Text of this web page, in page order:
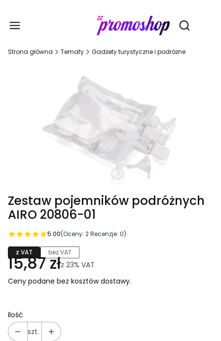
Otwórz
Strona główna Tematy Gadżety turystyczne i podróżne
Zestaw pojemników podróżnych
AIRO 20806-01
5.00(Oceny: 2 Recenzje: 0)
z VAT bez VAT
15,87 złz 23% VAT
Ceny podane bez kosztów dostawy.
Ilość
szt.